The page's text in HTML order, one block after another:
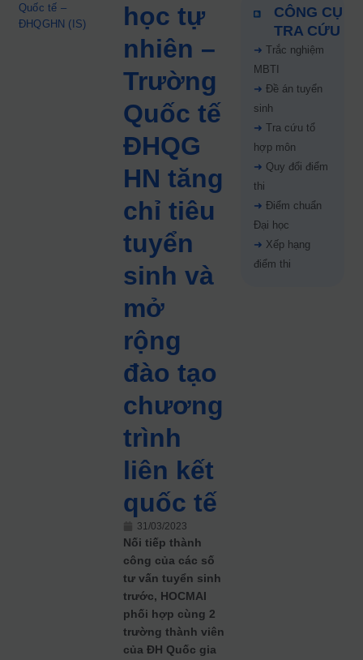
Quốc tế –
ĐHQGHN (IS)
học tự
nhiên –
Trường
Quốc tế
ĐHQG
HN tăng
chỉ tiêu
tuyển
sinh và
mở
rộng
đào tạo
chương
trình
liên kết
quốc tế
31/03/2023
Nối tiếp thành
công của các số
tư vấn tuyển sinh
trước, HOCMAI
phối hợp cùng 2
trường thành viên
của ĐH Quốc gia
67%
CÔNG CỤ
TRA CỨU
➜ Trắc nghiệm
MBTI
➜ Đề án tuyển
sinh
➜ Tra cứu tổ
hợp môn
➜ Quy đổi điểm
thi
➜ Điểm chuẩn
Đại học
➜ Xếp hạng
điểm thi